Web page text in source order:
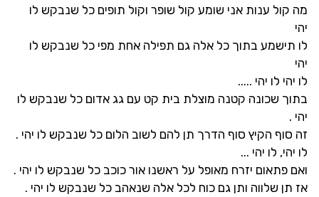
מה קול ענות אני שומע קול שופר וקול תופים כל שנבקש לו
יהי
לו תישמע בתוך כל אלה גם תפילה אחת מפי כל שנבקש לו
יהי
לו יהי לו יהי .....
בתוך שכונה קטנה מוצלת בית קט עם גג אדום כל שנבקש לו
יהי .
זה סוף הקיץ סוף הדרך תן להם לשוב הלום כל שנבקש לו יהי .
לו יהי, לו יהי ...
ואם פתאום יזרח מאופל על ראשנו אור כוכב כל שנבקש לו יהי .
אז תן שלווה ותן גם כוח לכל אלה שנאהב כל שנבקש לו יהי .